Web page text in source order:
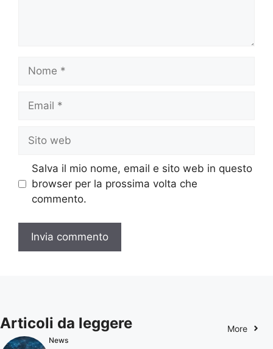
Nome
Email
Sito
web
Salva il mio nome, email e sito web in questo
browser per la prossima volta che
commento.
Articoli da leggere More
News